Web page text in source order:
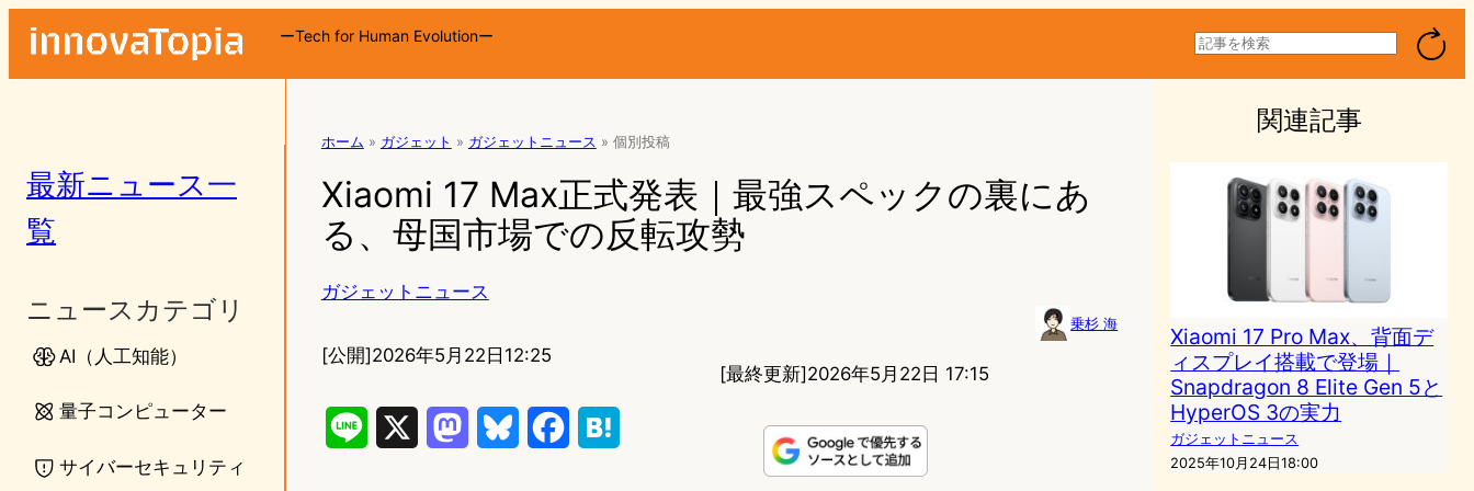
ーTech for Human Evolutionー
検
索
最新ニュース一
覧
ニュースカテゴリ
AI（人工知能）
量子コンピューター
サイバーセキュリティ
ホーム » ガジェット » ガジェットニュース » 個別投稿
Xiaomi 17 Max正式発表｜最強スペックの裏にあ
る、母国市場での反転攻勢
ガジェットニュース
乗杉 海
[公開]2026年5月22日12:25
[最終更新]2026年5月22日 17:15
関連記事
Xiaomi 17 Pro Max、背面デ
ィスプレイ搭載で登場｜
Snapdragon 8 Elite Gen 5と
HyperOS 3の実力
ガジェットニュース
2025年10月24日18:00